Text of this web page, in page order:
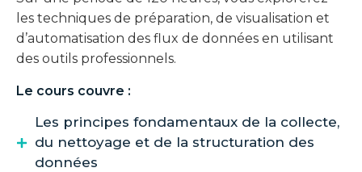
les techniques de préparation, de visualisation et
d’automatisation des flux de données en utilisant
des outils professionnels.
Le cours couvre :
Les principes fondamentaux de la collecte,
du nettoyage et de la structuration des
données